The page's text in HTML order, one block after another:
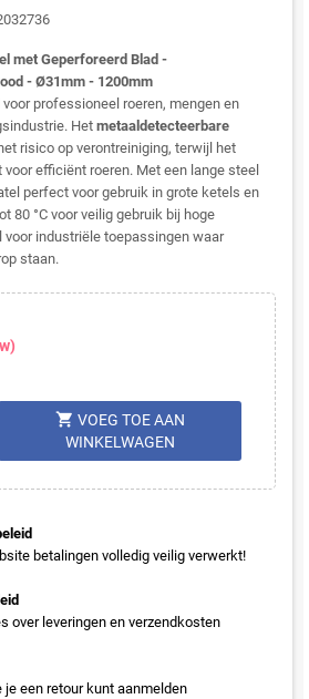
met Geperforeerd Blad -
- Ø31mm - 1200mm
professioneel roeren, mengen en
Het metaaldetecteerbare
risico op verontreiniging, terwijl het
voor efficiënt roeren. Met een lange steel
perfect voor gebruik in grote ketels en
80 °C voor veilig gebruik bij hoge
voor industriële toepassingen waar
staan.
shopping_cart VOEG TOE AAN
WINKELWAGEN
betalingen volledig veilig verwerkt!
over leveringen en verzendkosten
je een retour kunt aanmelden